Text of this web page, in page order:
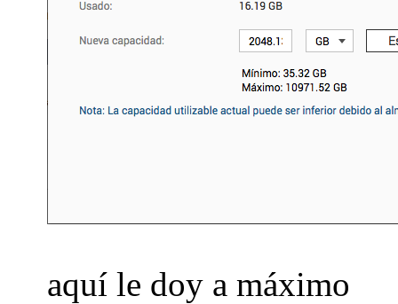
aquí le doy a máximo